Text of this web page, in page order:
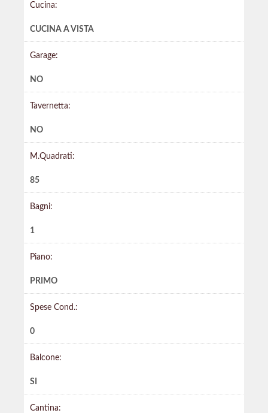
Cucina:
CUCINA A VISTA
Garage:
NO
Tavernetta:
NO
M.Quadrati:
85
Bagni:
1
Piano:
PRIMO
Spese Cond.:
0
Balcone:
SI
Cantina: